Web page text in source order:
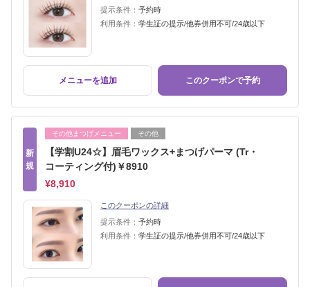
提示条件： 予約時
利用条件： 学生証の提示/他券併用不可/24歳以下
メニューを追加 このクーポンで予約
新
規
その他まつげメニュー その他
【学割U24☆】眉毛ワックス+まつげパーマ (Tr・
コーティング付)￥8910
¥8,910
このクーポンの詳細
提示条件： 予約時
利用条件： 学生証の提示/他券併用不可/24歳以下